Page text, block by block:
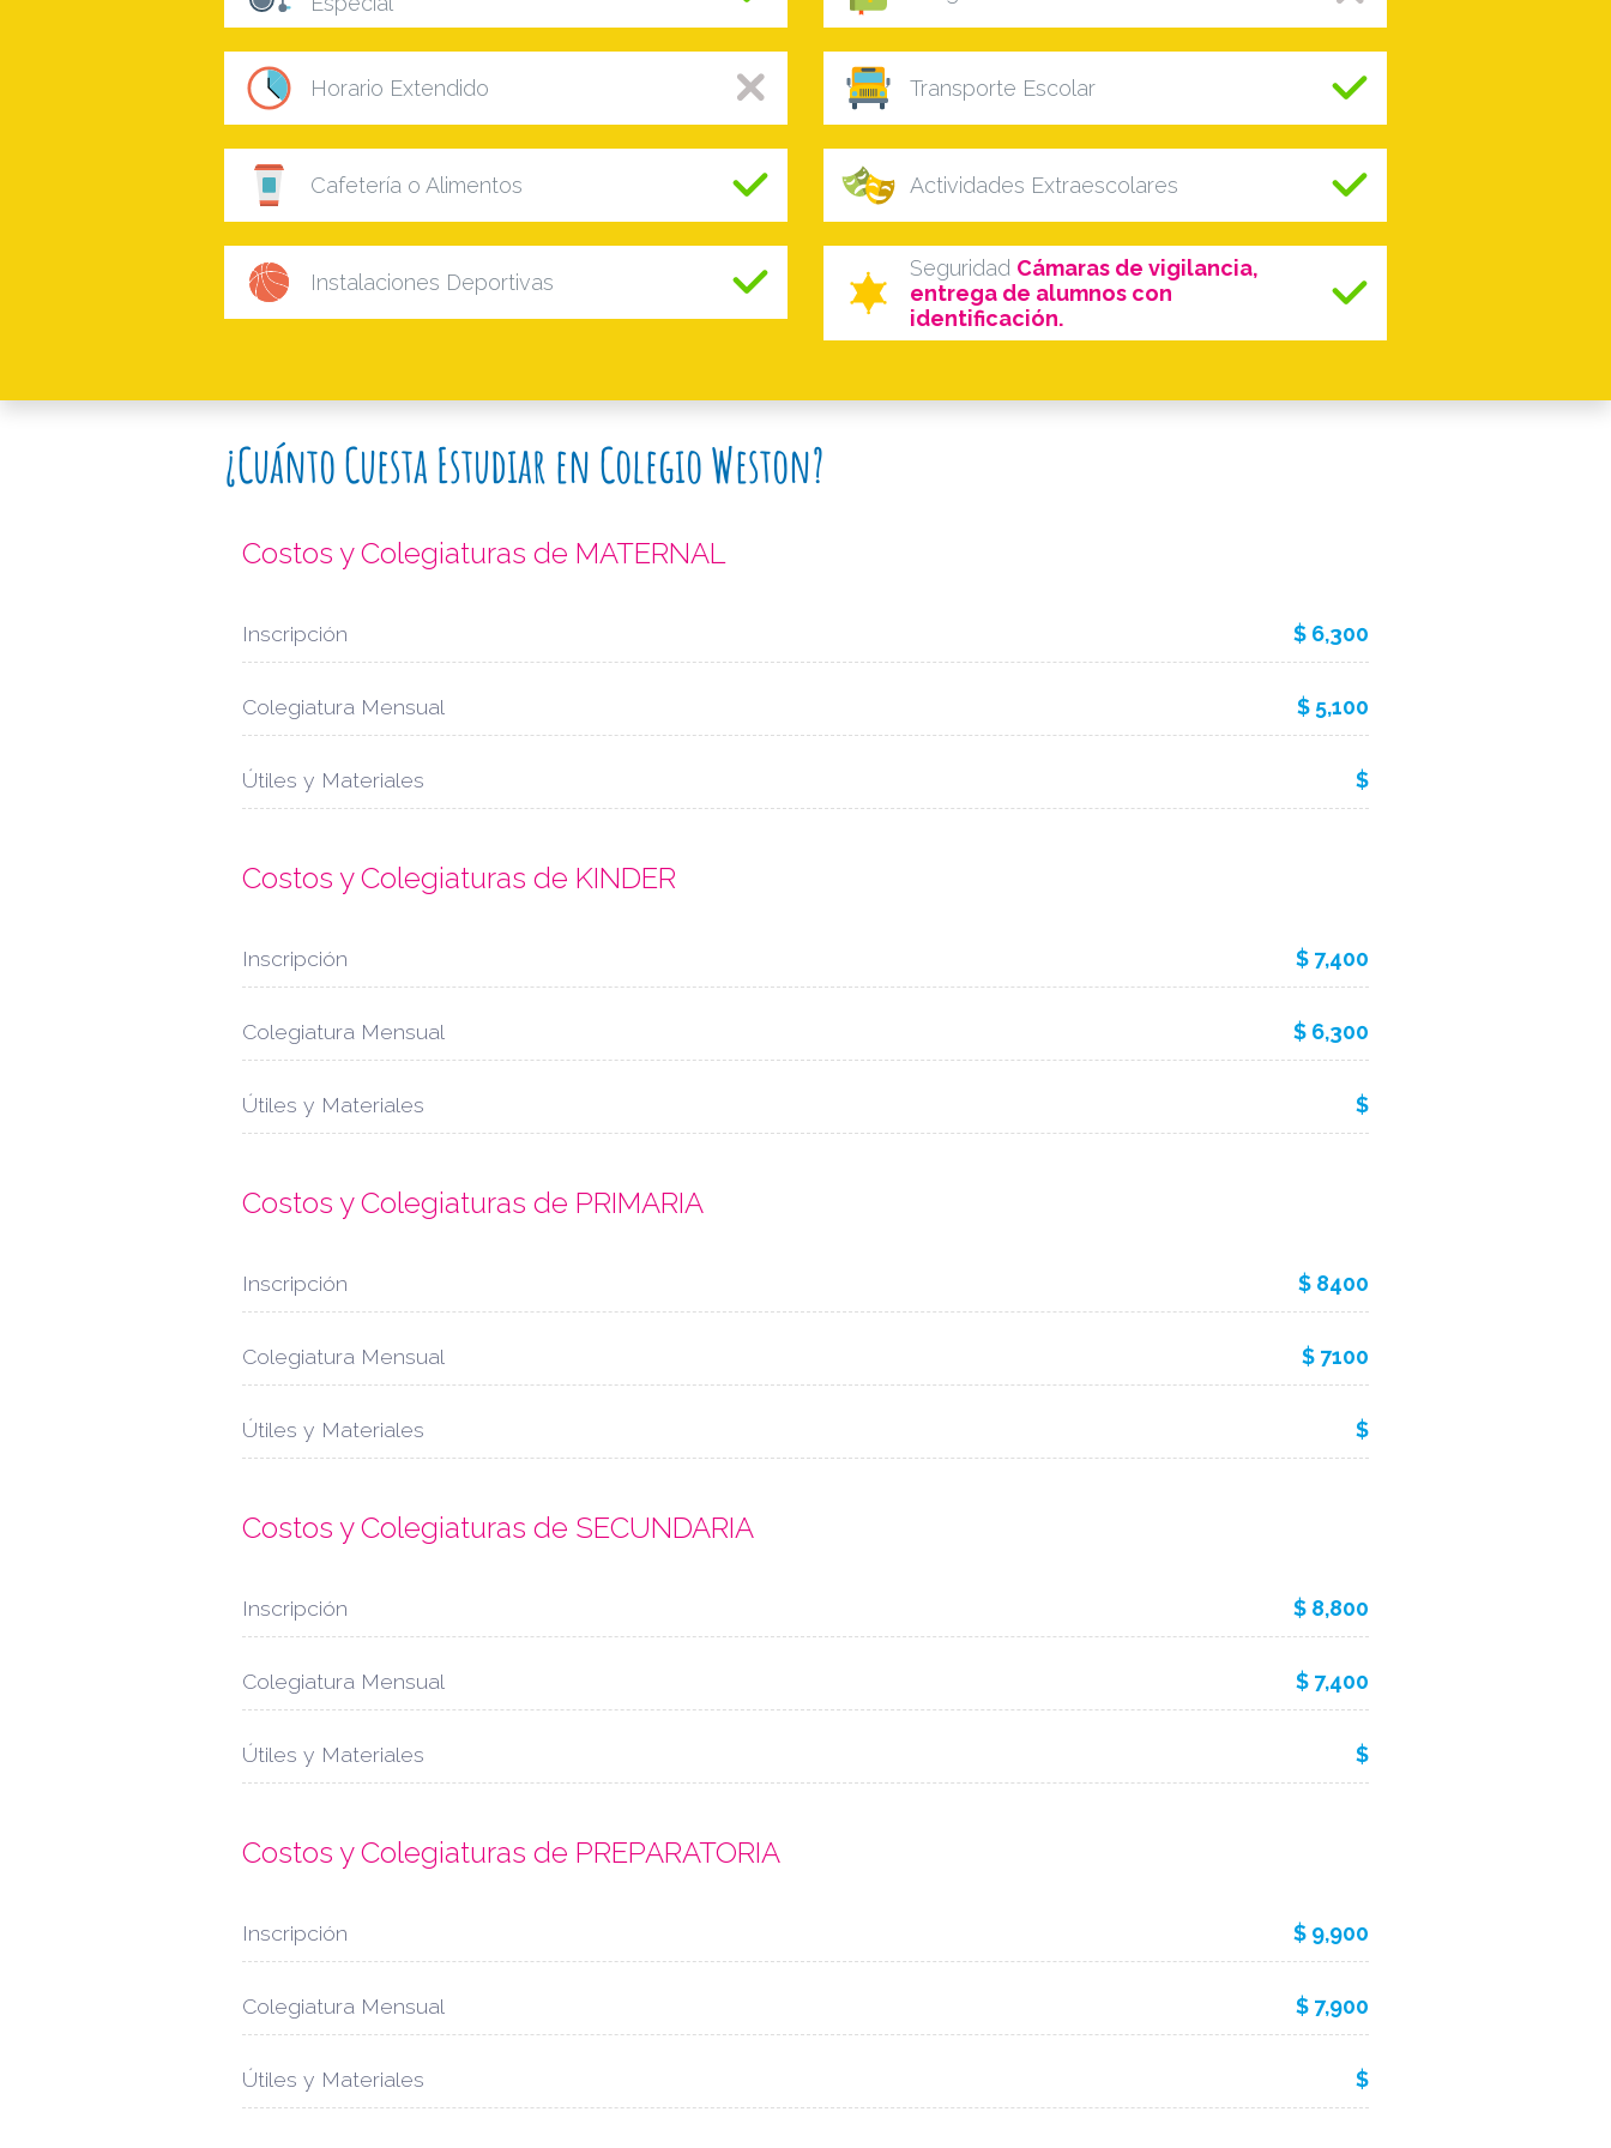
Horario Extendido Transporte Escolar
Cafetería o Alimentos Actividades Extraescolares
Instalaciones Deportivas
Seguridad Cámaras de vigilancia,
entrega de alumnos con
identificación.
¿Cuánto Cuesta Estudiar en Colegio Weston?
Costos y Colegiaturas de MATERNAL
Inscripción $ 6,300
Colegiatura Mensual $ 5,100
Útiles y Materiales $
Costos y Colegiaturas de KINDER
Inscripción $ 7,400
Colegiatura Mensual $ 6,300
Útiles y Materiales $
Costos y Colegiaturas de PRIMARIA
Inscripción $ 8400
Colegiatura Mensual $ 7100
Útiles y Materiales $
Costos y Colegiaturas de SECUNDARIA
Inscripción $ 8,800
Colegiatura Mensual $ 7,400
Útiles y Materiales $
Costos y Colegiaturas de PREPARATORIA
Inscripción $ 9,900
Colegiatura Mensual $ 7,900
Útiles y Materiales $